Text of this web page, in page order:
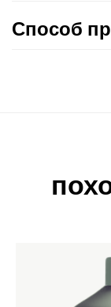
Способ